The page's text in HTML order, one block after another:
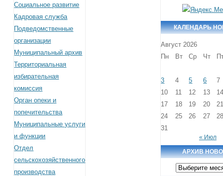
Социальное развитие
Кадровая служба
Подведомственные
организации
Муниципальный архив
Территориальная
избирательная
комиссия
Орган опеки и
попечительства
Муниципальные услуги
и функции
Отдел
сельскохозяйственного
производства
КАЛЕНДАРЬ
Август 2026
Пн
Вт Ср Чт
3 4 5 6
7
10
11 12 13
17
18 19 20
24
25 26 27
31
« Июл
АРХИВ
Архив
новостей